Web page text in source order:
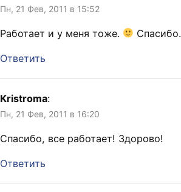
Пн, 21 Фев, 2011 в 15:52
Работает и у меня тоже. Спасибо.
Ответить
Kristroma:
Пн, 21 Фев, 2011 в 16:20
Спасибо, все работает! Здорово!
Ответить